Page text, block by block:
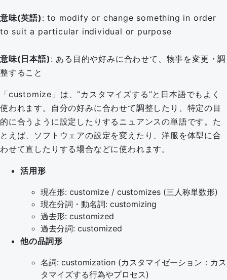
意味(英語) : to modify or change something in order
to suit a particular individual or purpose
意味(日本語) : ある目的や好みに合わせて、物事を変更・調
整すること
「customize」は、“カスタマイズする”と日本語でもよく
使われます。自分の好みに合わせて調整したり、特定の目
的に合うように設定したりするニュアンスの単語です。た
とえば、ソフトウェアの設定を変えたり、洋服を体型に合
わせて直したりする場合などに使われます。
活用形
現在形: customize / customizes (三人称単数形)
現在分詞・動名詞: customizing
過去形: customized
過去分詞: customized
他の品詞形
名詞: customization (カスタマイゼーション：カス
タマイズする行為やプロセス)